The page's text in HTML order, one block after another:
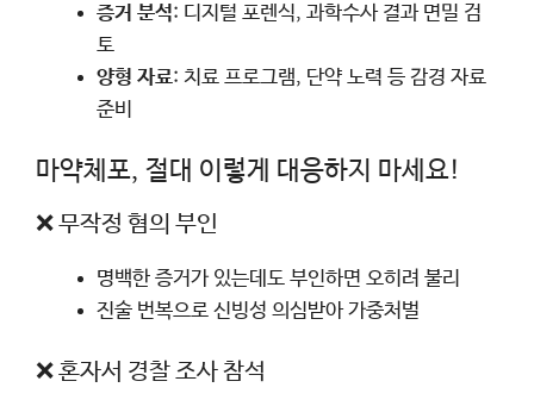
증거 분석: 디지털 포렌식, 과학수사 결과 면밀 검
토
양형 자료: 치료 프로그램, 단약 노력 등 감경 자료
준비
마약체포, 절대 이렇게 대응하지 마세요!
❌ 무작정 혐의 부인
명백한 증거가 있는데도 부인하면 오히려 불리
진술 번복으로 신빙성 의심받아 가중처벌
❌ 혼자서 경찰 조사 참석